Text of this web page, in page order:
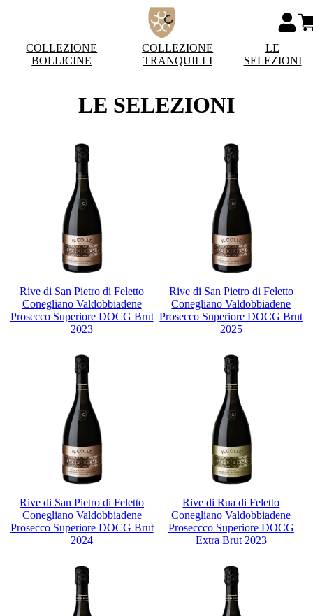
COLLEZIONE
BOLLICINE
COLLEZIONE
TRANQUILLI
LE
SELEZIONI
LE SELEZIONI
Rive di San Pietro di Feletto
Conegliano Valdobbiadene
Prosecco Superiore DOCG Brut
2023
Rive di San Pietro di Feletto
Conegliano Valdobbiadene
Prosecco Superiore DOCG Brut
2025
Rive di San Pietro di Feletto
Conegliano Valdobbiadene
Prosecco Superiore DOCG Brut
2024
Rive di Rua di Feletto
Conegliano Valdobbiadene
Proseccco Superiore DOCG
Extra Brut 2023